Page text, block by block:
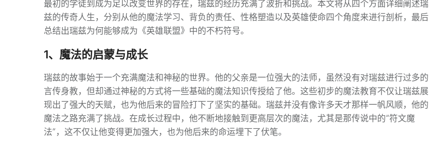
最初的学徒到成为足以改变世界的存在，瑞兹的经历充满了波折和挑战。本文将从四个方面详细阐述瑞
兹的传奇人生，分别从他的魔法学习、背负的责任、性格塑造以及英雄使命四个角度来进行剖析，最后
总结出瑞兹为何能够成为《英雄联盟》中的不朽符号。
1、魔法的启蒙与成长
瑞兹的故事始于一个充满魔法和神秘的世界。他的父亲是一位强大的法师，虽然没有对瑞兹进行过多的
言传身教，但却通过神秘的方式将一些基础的魔法知识传授给了他。这些初步的魔法教育不仅让瑞兹展
现出了强大的天赋，也为他后来的冒险打下了坚实的基础。瑞兹并没有像许多天才那样一帆风顺，他的
魔法之路充满了挑战。在成长过程中，他不断地接触到更高层次的魔法，尤其是那传说中的“符文魔
法”，这不仅让他变得更加强大，也为他后来的命运埋下了伏笔。